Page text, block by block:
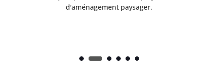
d'aménagement paysager.